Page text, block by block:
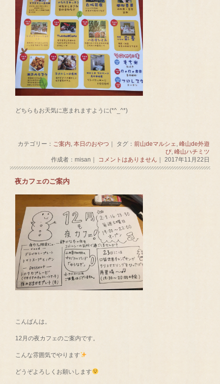
どちらもお天気に恵まれますように(*^_^*)
カテゴリー： ご案内, 本日のおやつ ｜ タグ： 前山deマルシェ, 峰山de外遊
び, 峰山ハチミツ
作成者：misan｜ コメントはありません ｜ 2017年11月22日
夜カフェのご案内
こんばんは。
12月の夜カフェのご案内です。
こんな雰囲気でやります
どうぞよろしくお願いします